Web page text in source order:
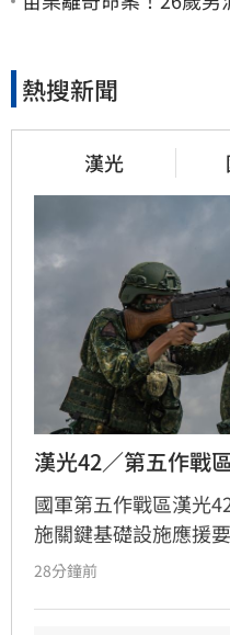
熱搜新聞
漢光
漢光42／第五作戰
國軍第五作戰區漢光
施關鍵基礎設施應援
襲擾港區重要設施，
28分鐘前